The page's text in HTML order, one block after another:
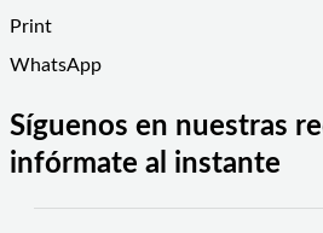
Print
WhatsApp
Síguenos en nuestras
infórmate al instante